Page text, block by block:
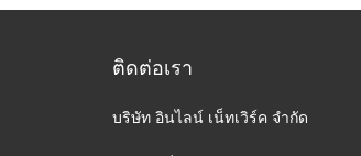
ติดต่อเรา
บริษัท อินไลน์ เน็ทเวิร์ค จำกัด